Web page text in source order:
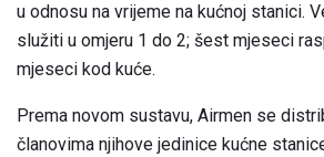
u odnosu na vrijeme na kućnoj stanici.
služiti u omjeru 1 do 2; šest mjeseci
mjeseci kod kuće.
Prema novom sustavu, Airmen se
članovima njihove jedinice kućne